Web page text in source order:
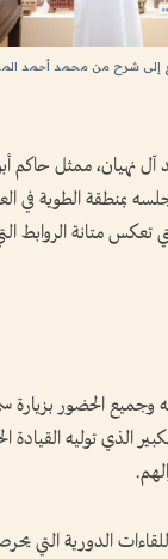
إلى شرح من محمد أحمد
آل نهيان، ممثل حاكم
بمنطقة الطوية في
تعكس متانة الروابط
وجميع الحضور بزيارة
الذي توليه القيادة
الدورية التي